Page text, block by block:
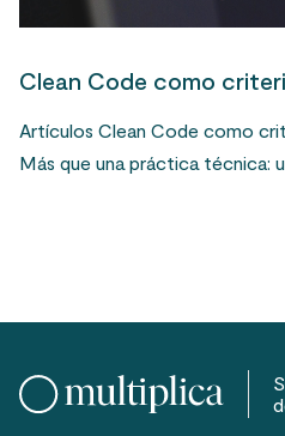
Clean Code como
Artículos Clean Code como
Más que una práctica técnica: